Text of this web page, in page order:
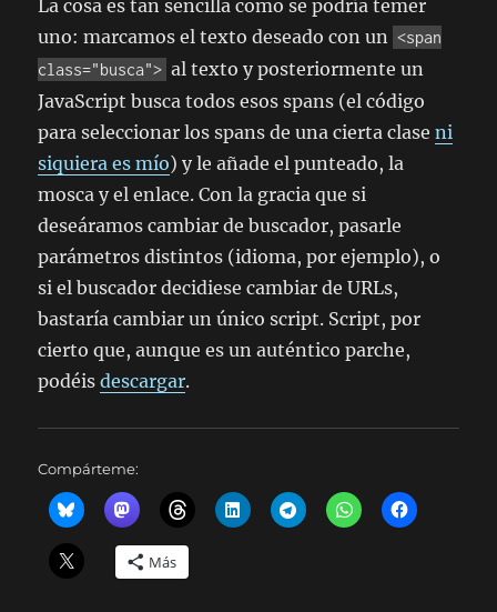
La cosa es tan sencilla como se podría temer
uno: marcamos el texto deseado con un <span
class="busca"> al texto y posteriormente un
JavaScript busca todos esos spans (el código
para seleccionar los spans de una cierta claseni
siquiera es mío) y le añade el punteado, la
mosca y el enlace. Con la gracia que si
deseáramos cambiar de buscador, pasarle
parámetros distintos (idioma, por ejemplo), o
si el buscador decidiese cambiar de URLs,
bastaría cambiar un único script. Script, por
cierto que, aunque es un auténtico parche,
podéisdescargar.
Compárteme:
Más